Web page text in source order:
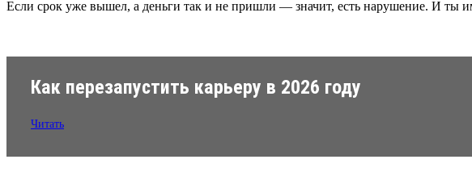
Если срок уже вышел, а деньги так и не пришли — значит, есть нарушение. И ты
Как перезапустить карьеру в 2026 году
Читать